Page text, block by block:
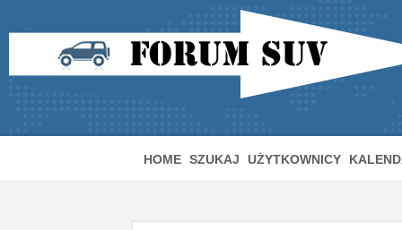
HOME SZUKAJ UŻYTKOWNICY